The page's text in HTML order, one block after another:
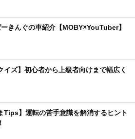
きんぐの車紹介【MOBY×YouTuber】
イズ】初心者から上級者向けまで幅広く
Tips】運転の苦手意識を解消するヒント